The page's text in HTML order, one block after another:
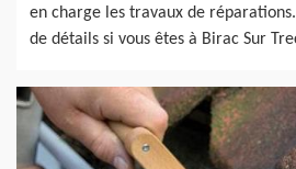
en charge les travaux de
de détails si vous êtes à Birac Sur